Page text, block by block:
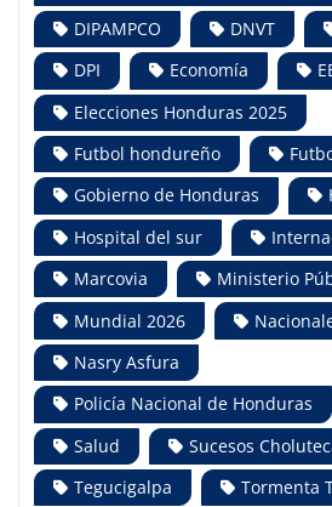
DIPAMPCO
DNVT
DPI
Economía
Elecciones Honduras 2025
Futbol hondureño
Gobierno de Honduras
Hospital del sur
Marcovia
Ministerio
Mundial 2026
Nasry Asfura
Policía Nacional de Honduras
Salud
Sucesos
Tegucigalpa
Tormenta